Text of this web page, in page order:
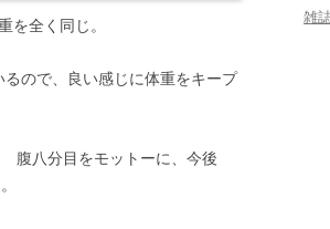
を全く同じ。
ので、良い感じに体重をキープ
腹八分目をモットーに、今後
雑